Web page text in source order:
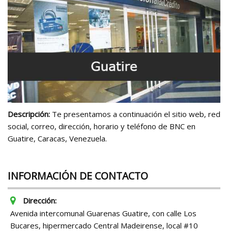
Descripción: Te presentamos a continuación el sitio web, red
social, correo, dirección, horario y teléfono de BNC en
Guatire, Caracas, Venezuela.
INFORMACIÓN DE CONTACTO
Dirección:
Avenida intercomunal Guarenas Guatire, con calle Los
Bucares, hipermercado Central Madeirense, local #10